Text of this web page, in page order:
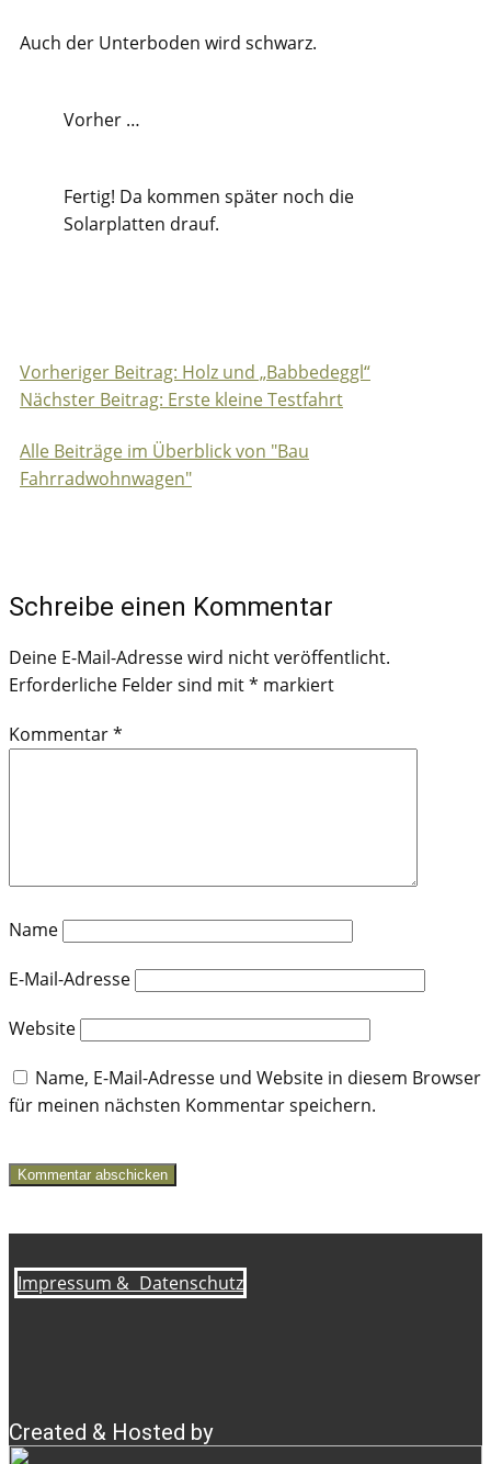
Auch der Unterboden wird schwarz.
Vorher …
Fertig! Da kommen später noch die
Solarplatten drauf.
Beitragsnavigation
Vorheriger Beitrag: Holz und „Babbedeggl“
Nächster Beitrag: Erste kleine Testfahrt
Alle Beiträge im Überblick von "Bau
Fahrradwohnwagen"
Schreibe einen Kommentar
Deine E-Mail-Adresse wird nicht veröffentlicht.
Erforderliche Felder sind mit* markiert
Kommentar*
Name
E-Mail-Adresse
Website
Name, E-Mail-Adresse und Website in diesem Browser
für meinen nächsten Kommentar speichern.
Kommentar abschicken
Impressum & Datenschutz
Created & Hosted by